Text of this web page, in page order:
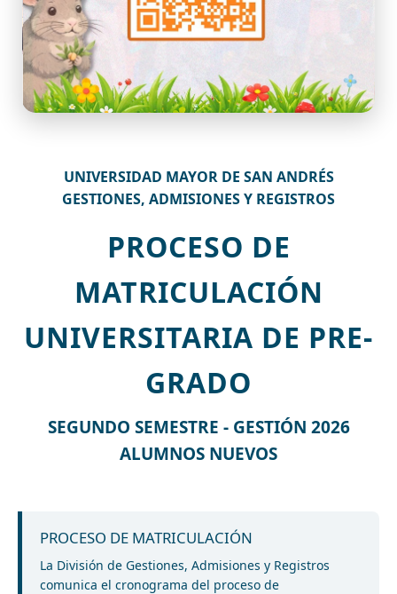
UNIVERSIDAD MAYOR DE SAN ANDRÉS
GESTIONES, ADMISIONES Y REGISTROS
PROCESO DE
MATRICULACIÓN
UNIVERSITARIA DE PRE-
GRADO
SEGUNDO SEMESTRE - GESTIÓN 2026
ALUMNOS NUEVOS
PROCESO DE MATRICULACIÓN
La División de Gestiones, Admisiones y Registros
comunica el cronograma del proceso de